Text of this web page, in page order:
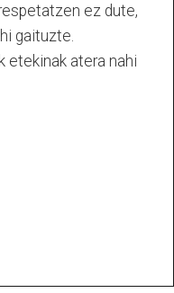
ez dute,
gaituzte.
etekinak atera nahi